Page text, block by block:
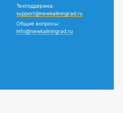
Техподдержка:
support@newkaliningrad.ru
Общие вопросы:
info@newkaliningrad.ru